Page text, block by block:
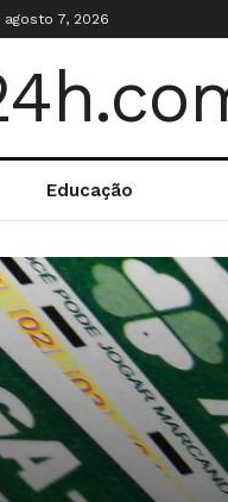
7, 2026
Educação